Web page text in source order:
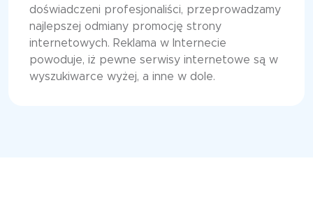
doświadczeni profesjonaliści, przeprowadzamy
najlepszej odmiany promocję strony
internetowych. Reklama w Internecie
powoduje, iż pewne serwisy internetowe są w
wyszukiwarce wyżej, a inne w dole.